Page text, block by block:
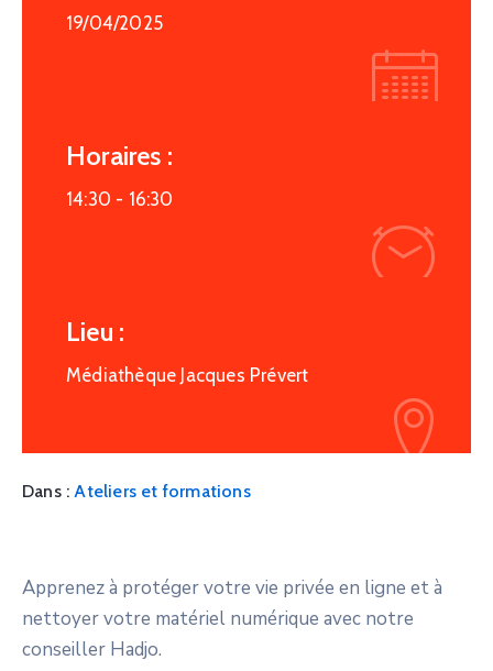
19/04/2025
Horaires :
14:30 - 16:30
Lieu :
Médiathèque Jacques Prévert
Dans : Ateliers et formations
Apprenez à protéger votre vie privée en ligne et à
nettoyer votre matériel numérique avec notre
conseiller Hadjo.